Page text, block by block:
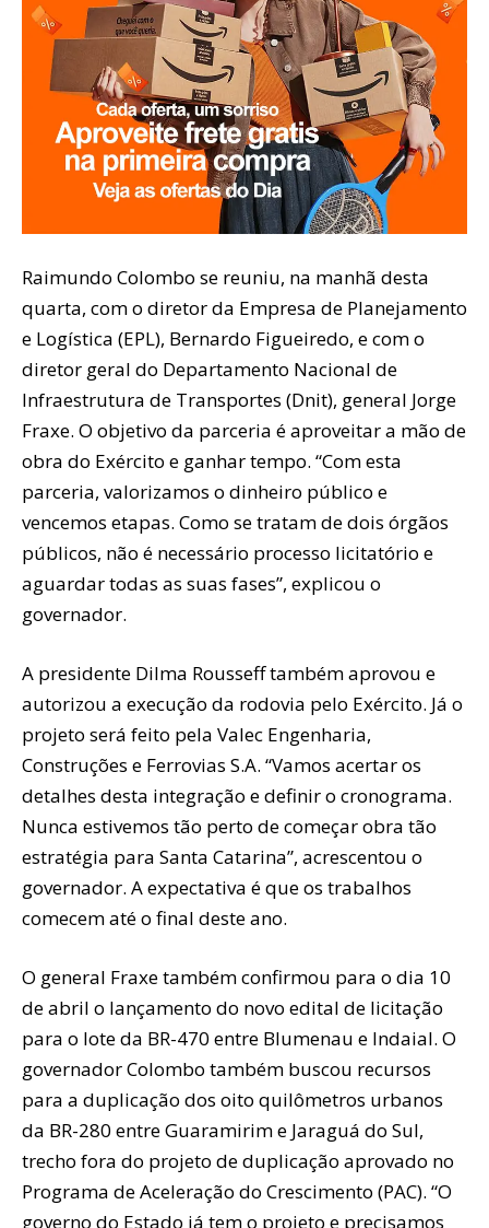
Raimundo Colombo se reuniu, na manhã desta
quarta, com o diretor da Empresa de Planejamento
e Logística (EPL), Bernardo Figueiredo, e com o
diretor geral do Departamento Nacional de
Infraestrutura de Transportes (Dnit), general Jorge
Fraxe. O objetivo da parceria é aproveitar a mão de
obra do Exército e ganhar tempo. “Com esta
parceria, valorizamos o dinheiro público e
vencemos etapas. Como se tratam de dois órgãos
públicos, não é necessário processo licitatório e
aguardar todas as suas fases”, explicou o
governador.
A presidente Dilma Rousseff também aprovou e
autorizou a execução da rodovia pelo Exército. Já o
projeto será feito pela Valec Engenharia,
Construções e Ferrovias S.A. “Vamos acertar os
detalhes desta integração e definir o cronograma.
Nunca estivemos tão perto de começar obra tão
estratégia para Santa Catarina”, acrescentou o
governador. A expectativa é que os trabalhos
comecem até o final deste ano.
O general Fraxe também confirmou para o dia 10
de abril o lançamento do novo edital de licitação
para o lote da BR-470 entre Blumenau e Indaial. O
governador Colombo também buscou recursos
para a duplicação dos oito quilômetros urbanos
da BR-280 entre Guaramirim e Jaraguá do Sul,
trecho fora do projeto de duplicação aprovado no
Programa de Aceleração do Crescimento (PAC). “O
governo do Estado já tem o projeto e precisamos